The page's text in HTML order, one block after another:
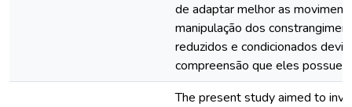
de adaptar melhor as
manipulação dos
reduzidos e condicionados
compreensão que eles
The present study aimed to